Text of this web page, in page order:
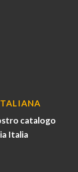
catalogo
Italia